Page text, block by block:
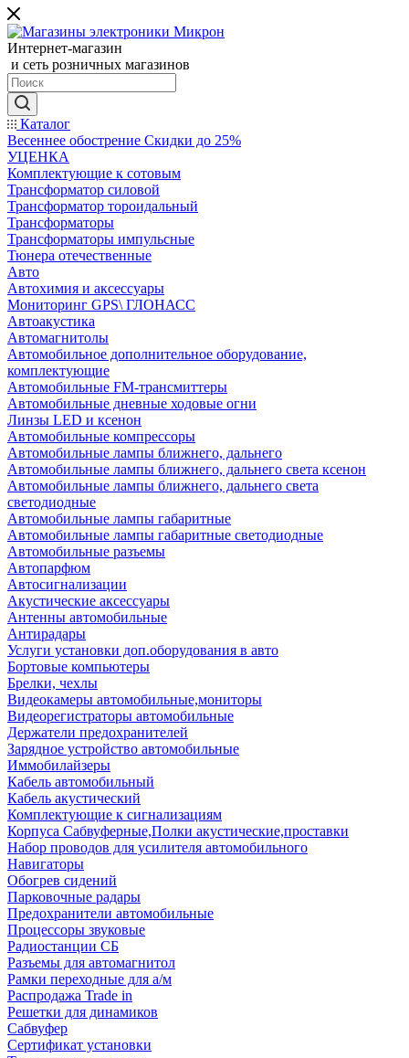
Интернет-магазин
и сеть розничных магазинов
Каталог
Весеннее обострение Скидки до 25%
УЦЕНКА
Комплектующие к сотовым
Трансформатор силовой
Трансформатор тороидальный
Трансформаторы
Трансформаторы импульсные
Тюнера отечественные
Авто
Автохимия и аксессуары
Мониторинг GPS\ ГЛОНАСС
Автоакустика
Автомагнитолы
Автомобильное дополнительное оборудование,
комплектующие
Автомобильные FM-трансмиттеры
Автомобильные дневные ходовые огни
Линзы LED и ксенон
Автомобильные компрессоры
Автомобильные лампы ближнего, дальнего
Автомобильные лампы ближнего, дальнего света ксенон
Автомобильные лампы ближнего, дальнего света
светодиодные
Автомобильные лампы габаритные
Автомобильные лампы габаритные светодиодные
Автомобильные разъемы
Автопарфюм
Автосигнализации
Акустические аксессуары
Антенны автомобильные
Антирадары
Услуги установки доп.оборудования в авто
Бортовые компьютеры
Брелки, чехлы
Видеокамеры автомобильные,мониторы
Видеорегистраторы автомобильные
Держатели предохранителей
Зарядное устройство автомобильные
Иммобилайзеры
Кабель автомобильный
Кабель акустический
Комплектующие к сигнализациям
Корпуса Сабвуферные,Полки акустические,проставки
Набор проводов для усилителя автомобильного
Навигаторы
Обогрев сидений
Парковочные радары
Предохранители автомобильные
Процессоры звуковые
Радиостанции СБ
Разъемы для автомагнитол
Рамки переходные для а/м
Распродажа Trade in
Решетки для динамиков
Сабвуфер
Сертификат установки